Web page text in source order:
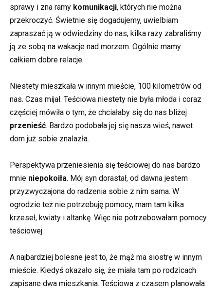
sprawy i zna ramy komunikacji, których nie można
przekroczyć. Świetnie się dogadujemy, uwielbiam
zapraszać ją w odwiedziny do nas, kilka razy zabraliśmy
ją ze sobą na wakacje nad morzem. Ogólnie mamy
całkiem dobre relacje.
Niestety mieszkała w innym mieście, 100 kilometrów od
nas. Czas mijał. Teściowa niestety nie była młoda i coraz
częściej mówiła o tym, że chciałaby się do nas bliżej
przenieść. Bardzo podobała jej się nasza wieś, nawet
dom już sobie znalazła.
Perspektywa przeniesienia się teściowej do nas bardzo
mnie niepokoiła. Mój syn dorastał, od dawna jestem
przyzwyczajona do radzenia sobie z nim sama. W
ogrodzie też nie potrzebuję pomocy, mam tam kilka
krzeseł, kwiaty i altankę. Więc nie potrzebowałam pomocy
teściowej.
A najbardziej bolesne jest to, że mąż ma siostrę w innym
mieście. Kiedyś okazało się, że miała tam po rodzicach
zapisane dwa mieszkania. Teściowa z czasem planowała